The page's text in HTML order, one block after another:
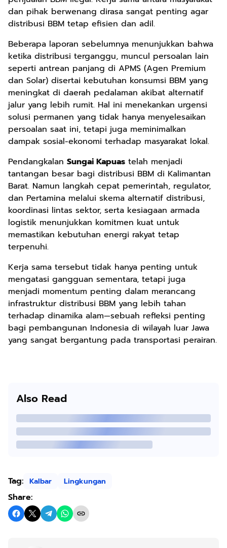
dan pihak berwenang dirasa sangat penting agar
distribusi BBM tetap efisien dan adil.
Beberapa laporan sebelumnya menunjukkan bahwa
ketika distribusi terganggu, muncul persoalan lain
seperti antrean panjang di APMS (Agen Premium
dan Solar) disertai kebutuhan konsumsi BBM yang
meningkat di daerah pedalaman akibat alternatif
jalur yang lebih rumit. Hal ini menekankan urgensi
solusi permanen yang tidak hanya menyelesaikan
persoalan saat ini, tetapi juga meminimalkan
dampak sosial-ekonomi terhadap masyarakat lokal.
Pendangkalan Sungai Kapuas telah menjadi
tantangan besar bagi distribusi BBM di Kalimantan
Barat. Namun langkah cepat pemerintah, regulator,
dan Pertamina melalui skema alternatif distribusi,
koordinasi lintas sektor, serta kesiagaan armada
logistik menunjukkan komitmen kuat untuk
memastikan kebutuhan energi rakyat tetap
terpenuhi.
Kerja sama tersebut tidak hanya penting untuk
mengatasi gangguan sementara, tetapi juga
menjadi momentum penting dalam merancang
infrastruktur distribusi BBM yang lebih tahan
terhadap dinamika alam—sebuah refleksi penting
bagi pembangunan Indonesia di wilayah luar Jawa
yang sangat bergantung pada transportasi perairan.
Also Read
Tag: Kalbar Lingkungan
Share: